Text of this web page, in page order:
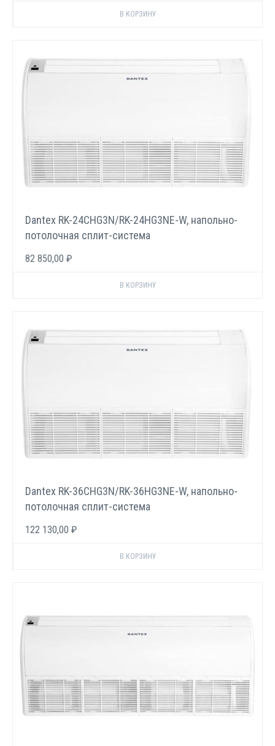
Dantex RK-24СHG3N/RK-24HG3NE-W, напольно-
потолочная сплит-система
82 850,00 ₽
Dantex RK-36СHG3N/RK-36HG3NE-W, напольно-
потолочная сплит-система
122 130,00 ₽